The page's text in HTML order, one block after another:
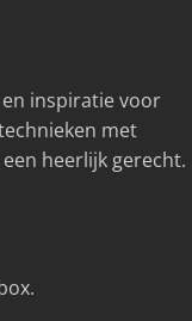
en inspiratie voor
met
heerlijk gerecht.